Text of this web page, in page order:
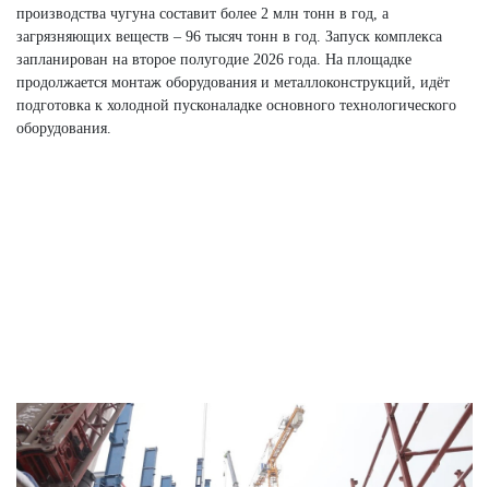
производства чугуна составит более 2 млн тонн в год, а
загрязняющих веществ – 96 тысяч тонн в год. Запуск комплекса
запланирован на второе полугодие 2026 года. На площадке
продолжается монтаж оборудования и металлоконструкций, идёт
подготовка к холодной пусконаладке основного технологического
оборудования.